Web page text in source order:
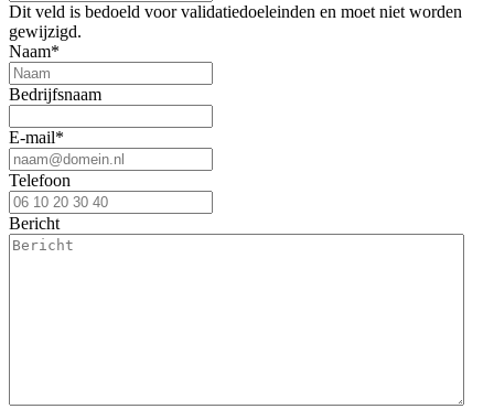
Dit veld is bedoeld voor validatiedoeleinden en moet niet worden
gewijzigd.
Naam*
Bedrijfsnaam
E-mail*
Telefoon
Bericht